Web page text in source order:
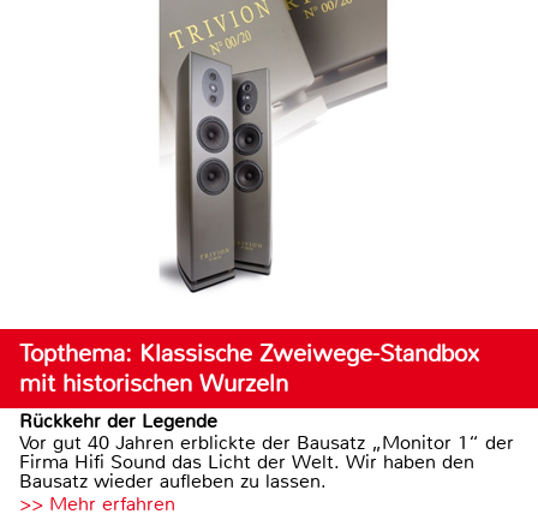
Topthema: Klassische Zweiwege-Standbox
mit historischen Wurzeln
Rückkehr der Legende
Vor gut 40 Jahren erblickte der Bausatz „Monitor 1“ der
Firma Hifi Sound das Licht der Welt. Wir haben den
Bausatz wieder aufleben zu lassen.
>> Mehr erfahren